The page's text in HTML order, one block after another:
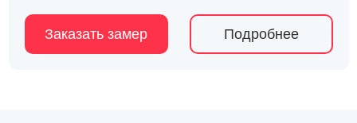
Заказать замер Подробнее